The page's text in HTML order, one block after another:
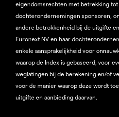
eigendomsrechten met betrekking tot
dochterondernemingen sponsoren,
andere betrokkenheid bij de uitgifte
Euronext NV en haar
enkele aansprakelijkheid voor
waarop de Index is gebaseerd, voor
weglatingen bij de berekening en/of
voor de manier waarop deze wordt
uitgifte en aanbieding daarvan.